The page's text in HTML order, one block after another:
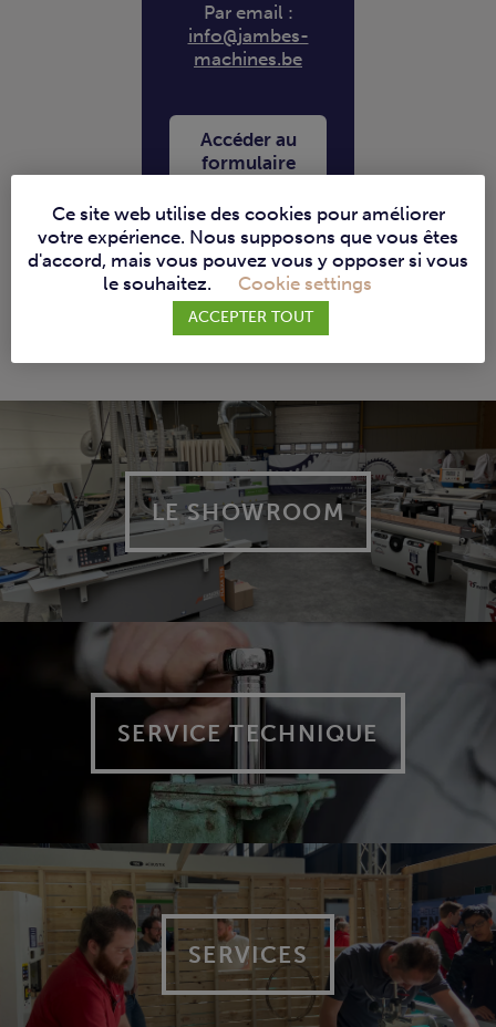
Par email :
info@jambes-
machines.be
Accéder au
formulaire
À PROPOS DE ROVER EDGE PRO D S
LE SHOWROOM
SERVICE TECHNIQUE
SERVICES
Ce site web utilise des cookies pour améliorer
votre expérience. Nous supposons que vous êtes
d'accord, mais vous pouvez vous y opposer si vous
le souhaitez.
Cookie settings
ACCEPTER TOUT